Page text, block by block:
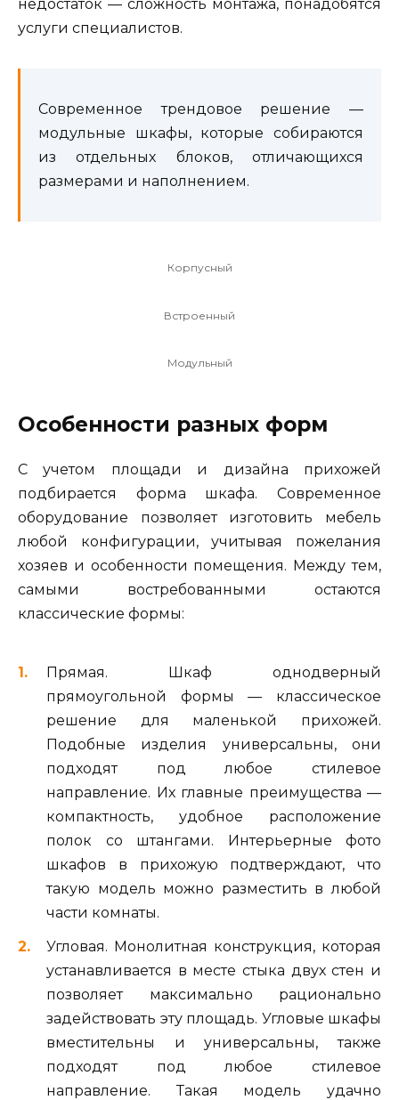
недостаток — сложность монтажа, понадобятся
услуги специалистов.
Современное трендовое решение —
модульные шкафы, которые собираются
из отдельных блоков, отличающихся
размерами и наполнением.
Корпусный
Встроенный
Модульный
Особенности разных форм
С учетом площади и дизайна прихожей
подбирается форма шкафа. Современное
оборудование позволяет изготовить мебель
любой конфигурации, учитывая пожелания
хозяев и особенности помещения. Между тем,
самыми востребованными остаются
классические формы:
Прямая. Шкаф однодверный
прямоугольной формы — классическое
решение для маленькой прихожей.
Подобные изделия универсальны, они
подходят под любое стилевое
направление. Их главные преимущества —
компактность, удобное расположение
полок со штангами. Интерьерные фото
шкафов в прихожую подтверждают, что
такую модель можно разместить в любой
части комнаты.
Угловая. Монолитная конструкция, которая
устанавливается в месте стыка двух стен и
позволяет максимально рационально
задействовать эту площадь. Угловые шкафы
вместительны и универсальны, также
подходят под любое стилевое
направление. Такая модель удачно